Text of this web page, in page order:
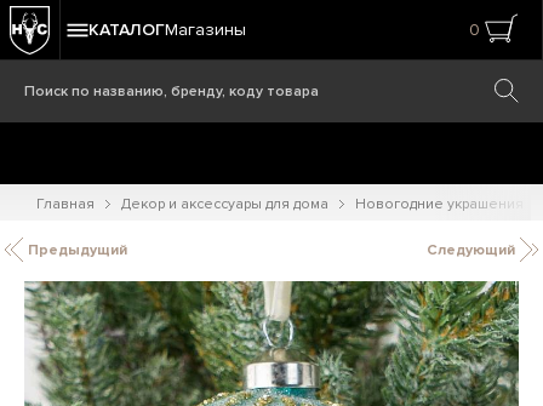
КАТАЛОГМагазины 0
Главная Декор и аксессуары для дома Новогодние украшения
Предыдущий Следующий